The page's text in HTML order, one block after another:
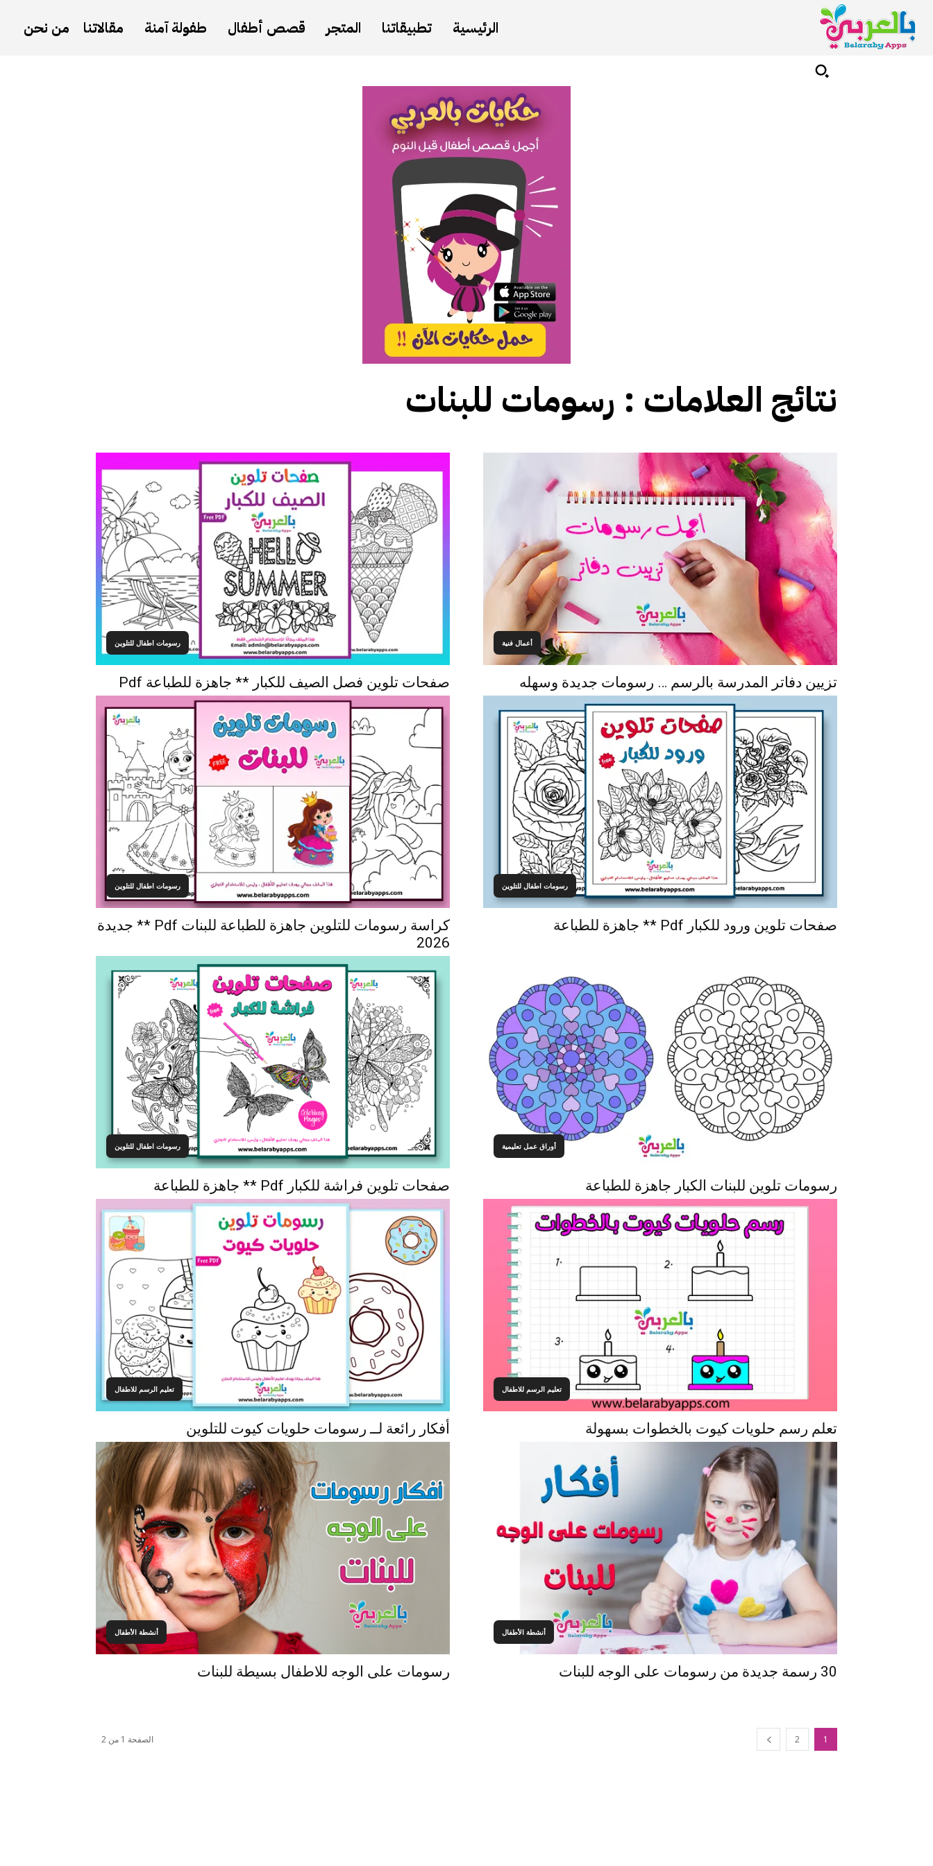
الرئيسية تطبيقاتنا المتجر قصص أطفال طفولة آمنة مقالاتنا من نحن
نتائج العلامات : رسومات للبنات
أعمال فنية
تزيين دفاتر المدرسة بالرسم … رسومات جديدة وسهله
رسومات اطفال للتلوين
صفحات تلوين فصل الصيف للكبار ** جاهزة للطباعة Pdf
رسومات اطفال للتلوين
صفحات تلوين ورود للكبار Pdf ** جاهزة للطباعة
رسومات اطفال للتلوين
كراسة رسومات للتلوين جاهزة للطباعة للبنات Pdf ** جديدة
2026
أوراق عمل تعليمية
رسومات تلوين للبنات الكبار جاهزة للطباعة
رسومات اطفال للتلوين
صفحات تلوين فراشة للكبار Pdf ** جاهزة للطباعة
تعليم الرسم للاطفال
تعلم رسم حلويات كيوت بالخطوات بسهولة
تعليم الرسم للاطفال
أفكار رائعة لــ رسومات حلويات كيوت للتلوين
أنشطة الأطفال
30 رسمة جديدة من رسومات على الوجه للبنات
أنشطة الأطفال
رسومات على الوجه للاطفال بسيطة للبنات
1
2 الصفحة 1 من 2